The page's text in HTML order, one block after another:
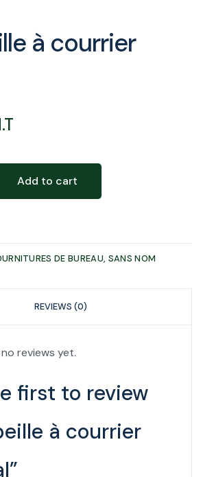
à courrier
Add to cart
DE BUREAU, SANS NOM
REVIEWS (0)
reviews yet.
first to review
à courrier